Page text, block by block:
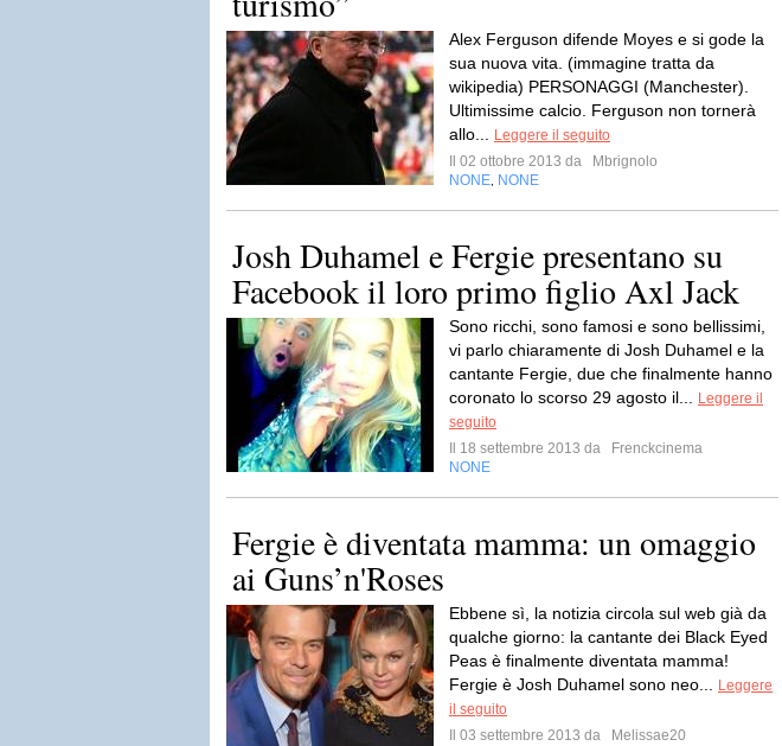
Alex Ferguson difende Moyes e si gode la
sua nuova vita. (immagine tratta da
wikipedia) PERSONAGGI (Manchester).
Ultimissime calcio. Ferguson non tornerà
allo...
Leggere il seguito
Il 02 ottobre 2013 da
Mbrignolo
NONE NONE
Josh Duhamel e Fergie presentano su
Facebook il loro primo figlio Axl Jack
Sono ricchi, sono famosi e sono bellissimi,
vi parlo chiaramente di Josh Duhamel e la
cantante Fergie, due che finalmente hanno
coronato lo scorso 29 agosto il...
Leggere il
seguito
Il 18 settembre 2013 da
Frenckcinema
NONE
Fergie è diventata mamma: un omaggio
ai Guns’n'Roses
Ebbene sì, la notizia circola sul web già da
qualche giorno: la cantante dei Black Eyed
Peas è finalmente diventata mamma!
Fergie è Josh Duhamel sono neo...
Leggere
il seguito
Il 03 settembre 2013 da
Melissae20